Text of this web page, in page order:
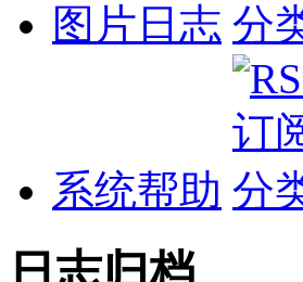
图片日志
系统帮助